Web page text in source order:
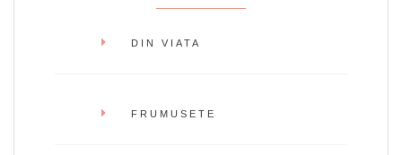
DIN VIATA
FRUMUSETE